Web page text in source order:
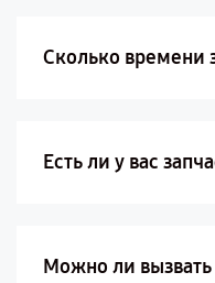
Сколько времени
Есть ли у вас
Можно ли вызвать